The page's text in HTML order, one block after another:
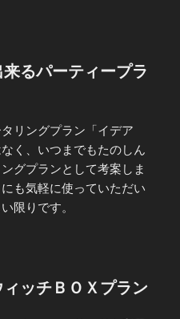
るパーティープラ
リングプラン「イデア
く、いつまでもたのしん
グプランとして考案しま
も気軽に使っていただい
限りです。
ッチＢＯＸプラン